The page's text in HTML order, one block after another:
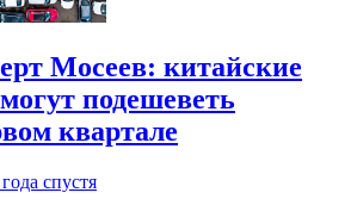
Мосеев: китайские
подешеветь
квартале
спустя